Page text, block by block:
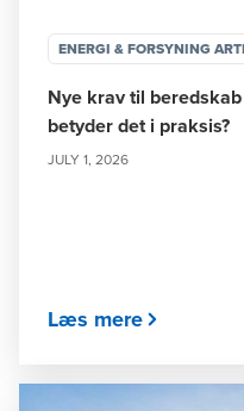
ENERGI & FORSYNING
Nye krav til
betyder det i praksis?
JULY 1, 2026
Læs mere